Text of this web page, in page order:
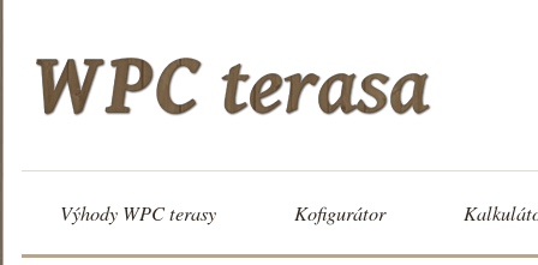
Výhody WPC terasy Kofigurátor